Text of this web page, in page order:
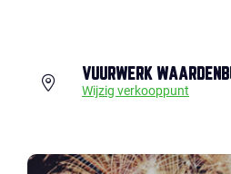
VUURWERK
Wijzig verkooppunt